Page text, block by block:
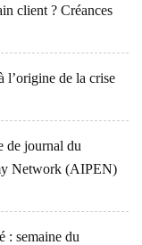
client ? Créances
l’origine de la crise
de journal du
Network (AIPEN)
: semaine du